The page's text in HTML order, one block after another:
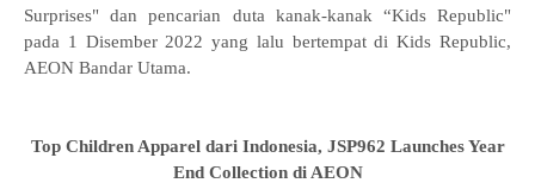
Surprises" dan pencarian duta kanak-kanak “Kids Republic"
pada 1 Disember 2022 yang lalu bertempat di Kids Republic,
AEON Bandar Utama.
Top Children Apparel dari Indonesia, JSP962 Launches Year
End Collection di AEON